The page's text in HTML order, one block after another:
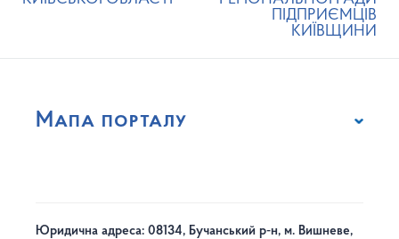
ПІДПРИЄМЦІВ
КИЇВЩИНИ
Мапа порталу
Юридична адреса: 08134, Бучанський р-н, м. Вишневе,